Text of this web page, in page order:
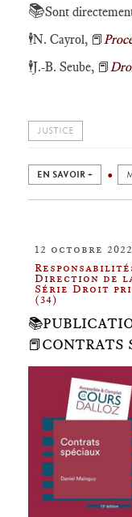
📚Sont
🕴️N. Cayrol, 📕
🕴️J.-B. Seube, 📕
JUSTICE
EN SAVOIR +
12 octobre 2022
Direction de
Série Droit
(34)
📕CONTRATS